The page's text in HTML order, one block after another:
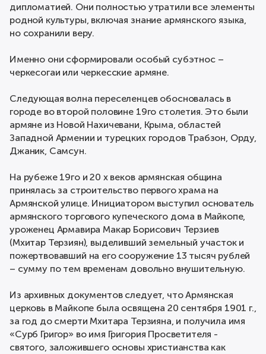
дипломатией. Они полностью утратили все элементы
родной культуры, включая знание армянского языка,
но сохранили веру.
Именно они сформировали особый субэтнос –
черкесогаи или черкесские армяне.
Следующая волна переселенцев обосновалась в
городе во второй половине 19го столетия. Это были
армяне из Новой Нахичевани, Крыма, областей
Западной Армении и турецких городов Трабзон, Орду,
Джаник, Самсун.
На рубеже 19го и 20 х веков армянская община
принялась за строительство первого храма на
Армянской улице. Инициатором выступил основатель
армянского торгового купеческого дома в Майкопе,
уроженец Армавира Макар Борисович Терзиев
(Мхитар Терзиян), выделивший земельный участок и
пожертвовавший на его сооружение 13 тысяч рублей
– сумму по тем временам довольно внушительную.
Из архивных документов следует, что Армянская
церковь в Майкопе была освящена 20 сентября 1901 г.,
за год до смерти Мхитара Терзияна, и получила имя
«Сурб Григор» во имя Григория Просветителя -
святого, заложившего основы христианства как